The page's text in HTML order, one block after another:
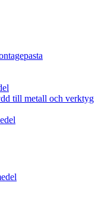
till metall och verktyg